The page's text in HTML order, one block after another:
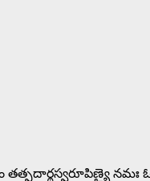
తత్పదార్థస్వరూపిణ్యై